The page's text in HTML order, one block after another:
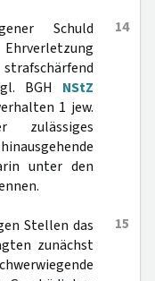
14
Schuld
BGH NStZ
1 jew.
zulässiges
unter den
15
Stellen das
zunächst